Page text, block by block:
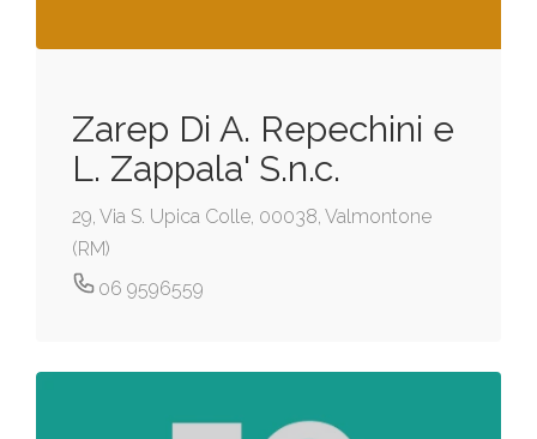
Zarep Di A. Repechini e
L. Zappala' S.n.c.
29, Via S. Upica Colle, 00038, Valmontone
(RM)
06 9596559